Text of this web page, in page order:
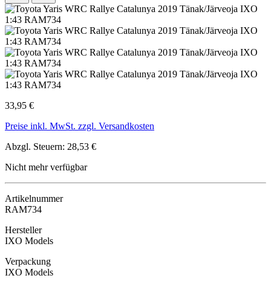
33,95 €
Preise inkl. MwSt. zzgl. Versandkosten
Abzgl. Steuern: 28,53 €
Nicht mehr verfügbar
Artikelnummer
RAM734
Hersteller
IXO Models
Verpackung
IXO Models